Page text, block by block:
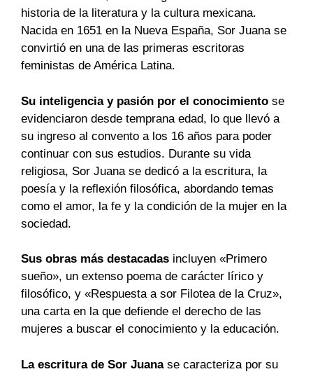
historia de la literatura y la cultura mexicana.
Nacida en 1651 en la Nueva España, Sor Juana se
convirtió en una de las primeras escritoras
feministas de América Latina.
Su inteligencia y pasión por el conocimiento se
evidenciaron desde temprana edad, lo que llevó a
su ingreso al convento a los 16 años para poder
continuar con sus estudios. Durante su vida
religiosa, Sor Juana se dedicó a la escritura, la
poesía y la reflexión filosófica, abordando temas
como el amor, la fe y la condición de la mujer en la
sociedad.
Sus obras más destacadas incluyen «Primero
sueño», un extenso poema de carácter lírico y
filosófico, y «Respuesta a sor Filotea de la Cruz»,
una carta en la que defiende el derecho de las
mujeres a buscar el conocimiento y la educación.
La escritura de Sor Juanase caracteriza por su